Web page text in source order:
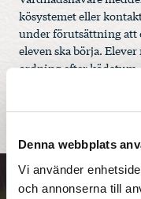
Denna webbplats
Vi använder
och annonserna till
kösystemet eller
under förutsättning att
eleven ska börja.
ordning efter ködatum.
. Den
Om ni behöver hjälp